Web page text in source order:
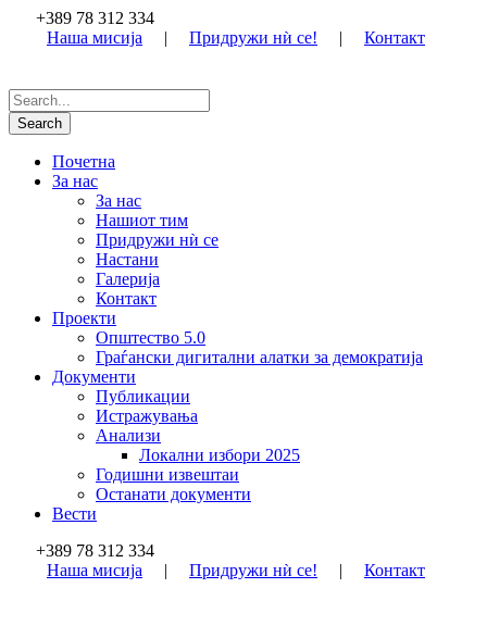
+389 78 312 334
Наша мисија
| Придружи нѝ се! | Контакт
Почетна
За нас
За нас
Нашиот тим
Придружи нѝ се
Настани
Галерија
Контакт
Проекти
Општество 5.0
Граѓански дигитални алатки за демократија
Документи
Публикации
Истражувања
Анализи
Локални избори 2025
Годишни извештаи
Останати документи
Вести
+389 78 312 334
Наша мисија
| Придружи нѝ се! | Контакт